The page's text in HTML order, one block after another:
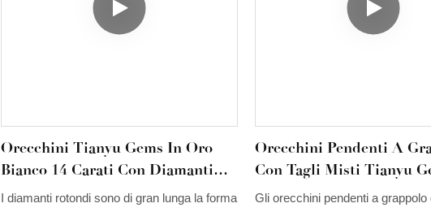
Orecchini Tianyu Gems In Oro
Bianco 14 Carati Con Diamanti
Creati In Laboratorio E Tre Griffe
I diamanti rotondi sono di gran lunga la forma
Orecchini Pendenti A
Con Tagli Misti Tianyu
Oro Bianco 14 Carati Con
Gli orecchini pendenti a grappolo